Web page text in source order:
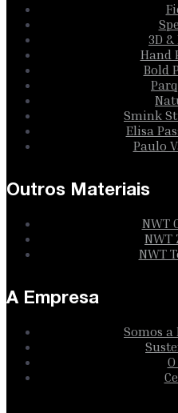
3D
Hand
Bold
Smink
Elisa
Paulo
Outros Materiais
NWT
NWT
NWT
A Empresa
Somos